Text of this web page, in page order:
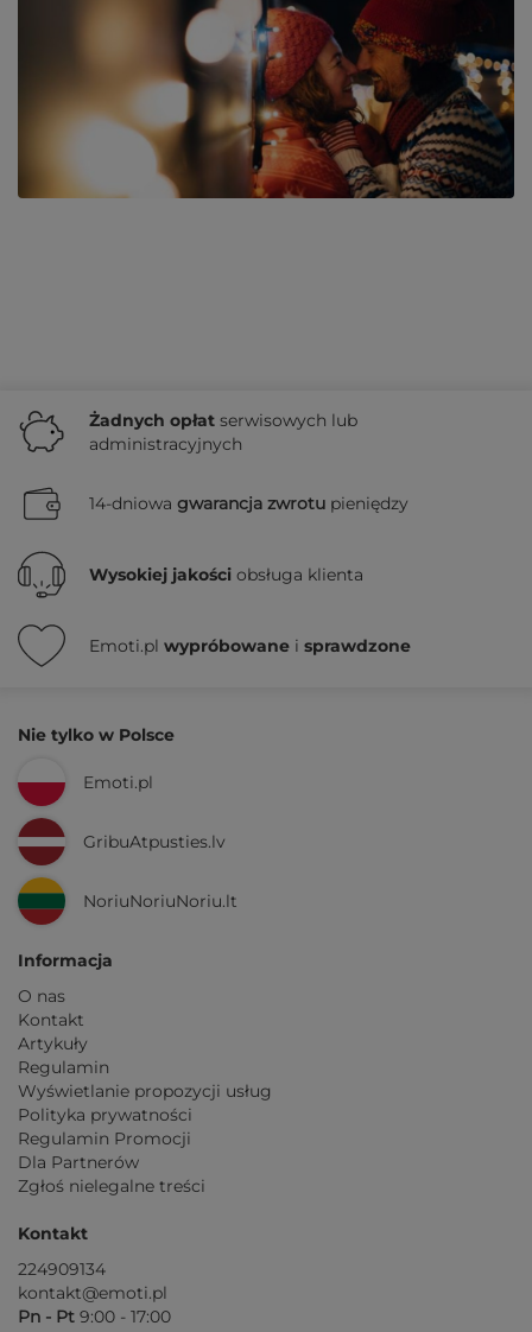
Żadnych opłat serwisowych lub
administracyjnych
14-dniowa gwarancja zwrotu pieniędzy
Wysokiej jakości obsługa klienta
Emoti.pl wypróbowane i sprawdzone
Nie tylko w Polsce
Emoti.pl
GribuAtpusties.lv
NoriuNoriuNoriu.lt
Informacja
O nas
Kontakt
Artykuły
Regulamin
Wyświetlanie propozycji usług
Polityka prywatności
Regulamin Promocji
Dla Partnerów
Zgłoś nielegalne treści
Kontakt
224909134
kontakt@emoti.pl
Pn - Pt 9:00 - 17:00